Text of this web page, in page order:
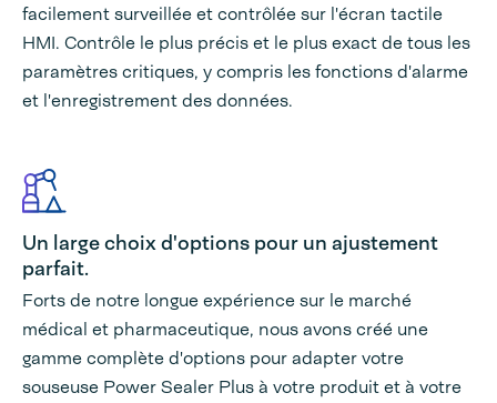
facilement surveillée et contrôlée sur l'écran tactile
HMI. Contrôle le plus précis et le plus exact de tous les
paramètres critiques, y compris les fonctions d'alarme
et l'enregistrement des données.
Un large choix d'options pour un ajustement
parfait.
Forts de notre longue expérience sur le marché
médical et pharmaceutique, nous avons créé une
gamme complète d'options pour adapter votre
souseuse Power Sealer Plus à votre produit et à votre